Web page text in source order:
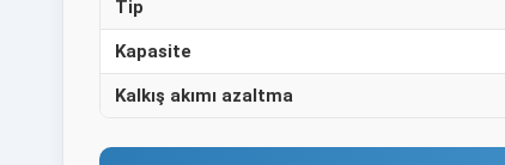
Tip
Kapasite
Kalkış akımı azaltma